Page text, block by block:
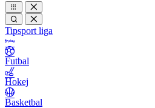
Tipsport liga
Futbal
Hokej
Basketbal